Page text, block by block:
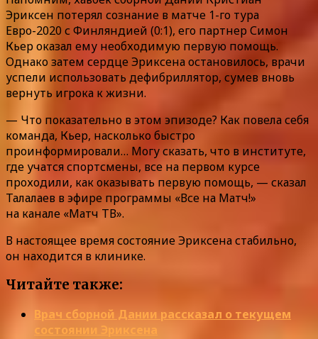
Эриксен потерял сознание в матче 1-го тура
Евро-2020 с Финляндией (0:1), его партнер Симон
Кьер оказал ему необходимую первую помощь.
Однако затем сердце Эриксена остановилось, врачи
успели использовать дефибриллятор, сумев вновь
вернуть игрока к жизни.
— Что показательно в этом эпизоде? Как повела себя
команда, Кьер, насколько быстро
проинформировали… Могу сказать, что в институте,
где учатся спортсмены, все на первом курсе
проходили, как оказывать первую помощь, — сказал
Талалаев в эфире программы «Все на Матч!»
на канале «Матч ТВ».
В настоящее время состояние Эриксена стабильно,
он находится в клинике.
Читайте также:
Врач сборной Дании рассказал о текущем
состоянии Эриксена